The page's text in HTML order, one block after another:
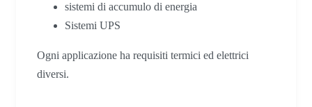
sistemi di accumulo di energia
Sistemi UPS
Ogni applicazione ha requisiti termici ed elettrici
diversi.